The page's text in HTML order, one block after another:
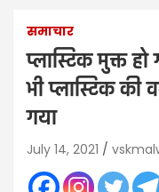
समाचार
प्लास्टिक मुक्त
भी प्लास्टिक की
गया
July 14, 2021